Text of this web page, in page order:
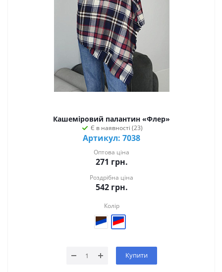
Кашеміровий палантин «Флер»
Є в наявності (23)
Артикул: 7038
Оптова ціна
271 грн.
Роздрібна ціна
542грн.
Колір
Купити